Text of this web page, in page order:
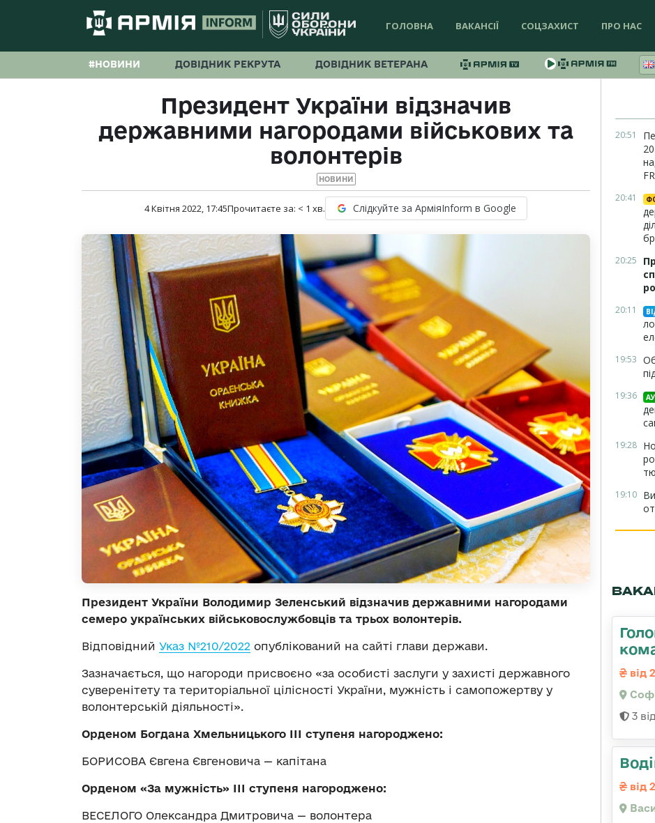
ГОЛОВНА ВАКАНСІЇ СОЦЗАХИСТ ПРО НАС
#НОВИНИ ДОВІДНИК РЕКРУТА ДОВІДНИК ВЕТЕРАНА
Президент України відзначив
державними нагородами військових та
волонтерів
НОВИНИ
4 Квітня 2022, 17:45Прочитаєте за: < 1 хв. Слідкуйте за АрміяInform в Google
Президент України Володимир Зеленський відзначив державними нагородами
семеро українських військовослужбовців та трьох волонтерів.
Відповідний Указ №210/2022 опублікований на сайті глави держави.
Зазначається, що нагороди присвоєно «за особисті заслуги у захисті державного
суверенітету та територіальної цілісності України, мужність і самопожертву у
волонтерській діяльності».
Орденом Богдана Хмельницького ІІІ ступеня нагороджено:
БОРИСОВА Євгена Євгеновича — капітана
Орденом «За мужність» ІІІ ступеня нагороджено:
ВЕСЕЛОГО Олександра Дмитровича — волонтера
20:51
20:41
20:25
20:11
19:53
19:36
19:28
19:10
від
3
від